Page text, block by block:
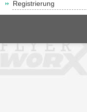
Registrierung